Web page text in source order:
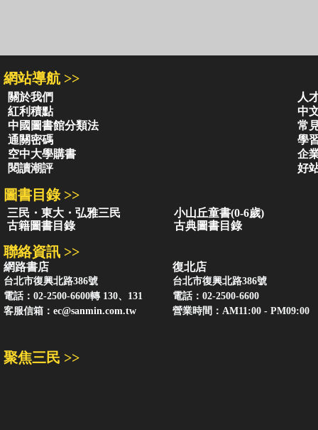
網站導航 >>
關於我們
人
紅利積點
中
中國圖書館分類法
常
通關密碼
學
空中大學購書
企
閱讀潮評
好
圖書目錄 >>
三民・東大・弘雅三民
小山丘童書(0-6歲)
古籍圖書目錄
古典圖書目錄
聯絡資訊 >>
網路書店
台北市復興北路386號
電話：02-2500-6600轉 130、131
客服信箱： ec@sanmin.com.tw
復北店
台北市復興北路386號
電話：02-2500-6600
營業時間：AM11:00 - PM09:00
聚焦三民 >>